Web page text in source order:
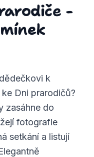
-
k
Dni prarodičů?
zasáhne do
fotografie
setkání a listují